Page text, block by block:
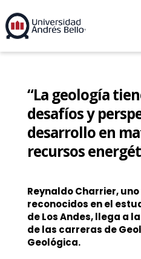
“La geología
desafíos y
desarrollo en
recursos
Reynaldo Charrier,
reconocidos en el
de Los Andes, llega a
de las carreras de
Geológica.